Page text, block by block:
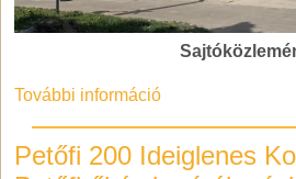
További információ
Petőfi 200 Ideiglenes